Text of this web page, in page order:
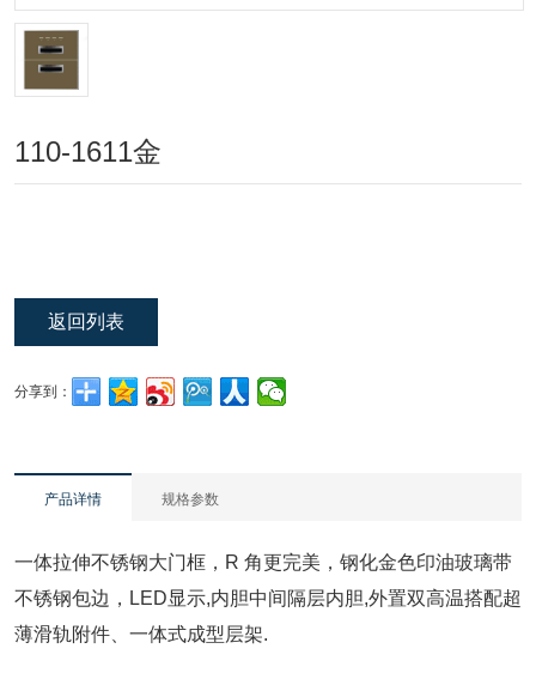
110-1611金
返回列表
分享到：
产品详情 规格参数
一体拉伸不锈钢大门框，R 角更完美，钢化金色印油玻璃带
不锈钢包边，LED显示,内胆中间隔层内胆,外置双高温搭配超
薄滑轨附件、一体式成型层架.